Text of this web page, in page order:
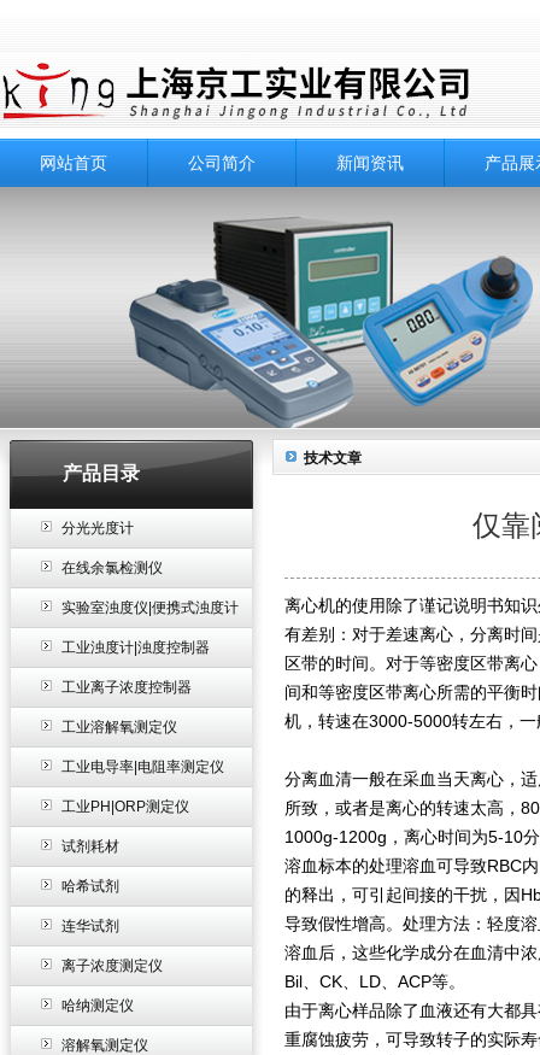
网站首页 公司简介 新闻资讯 产品展
产品目录
分光光度计
在线余氯检测仪
实验室浊度仪|便携式浊度计
工业浊度计|浊度控制器
工业离子浓度控制器
工业溶解氧测定仪
工业电导率|电阻率测定仪
工业PH|ORP测定仪
试剂耗材
哈希试剂
连华试剂
离子浓度测定仪
哈纳测定仪
溶解氧测定仪
技术文章
仅靠
离心机的使用除了谨记说明书知
有差别：对于差速离心，分离时
区带的时间。对于等密度区带离
间和等密度区带离心所需的平衡
机，转速在3000-5000转左右，
分离血清一般在采血当天离心，
所致，或者是离心的转速太高，
1000g-1200g，离心时间为5-10
溶血标本的处理溶血可导致RBC
的释出，可引起间接的干扰，因
导致假性增高。处理方法：轻度
溶血后，这些化学成分在血清中
Bil、CK、LD、ACP等。
由于离心样品除了血液还有大都
重腐蚀疲劳，可导致转子的实际